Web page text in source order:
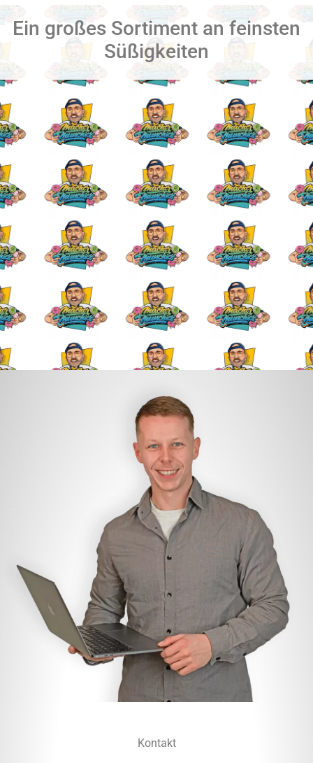
Ein großes Sortiment an feinsten
Süßigkeiten
Kontakt